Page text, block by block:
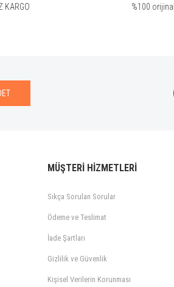
KARGO
%100
MÜŞTERİ HİZMETLERİ
Sıkça Sorulan Sorular
Ödeme ve Teslimat
İade Şartları
Gizlilik ve Güvenlik
Kişisel Verilerin Korunması